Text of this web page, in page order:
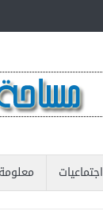
اجتماعيات